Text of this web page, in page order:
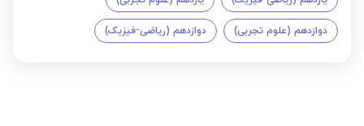
دوازدهم (علوم تجربی) دوازدهم (ریاضی-فیزیک)